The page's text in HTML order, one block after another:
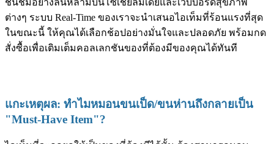
ชื่นชมอย่างล้นหลามบนโซเชียลมีเดียและเว็บบอร์ดสุขภาพ
ต่างๆ ระบบ Real-Time ของเราจะนำเสนอไอเท็มที่ร้อนแรงที่สุด
ในขณะนี้ ให้คุณได้เลือกช้อปอย่างมั่นใจและปลอดภัย พร้อมกด
สั่งซื้อเพื่อเติมเต็มคอลเลกชันของที่ต้องมีของคุณได้ทันที
แกะเหตุผล: ทำไมหมอนขนเป็ด/ขนห่านถึงกลายเป็น
"Must-Have Item"?